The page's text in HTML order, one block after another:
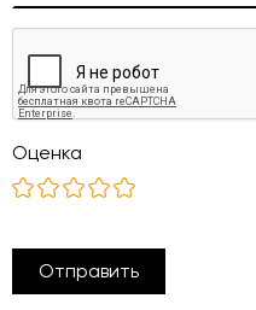
Оценка
Отправить